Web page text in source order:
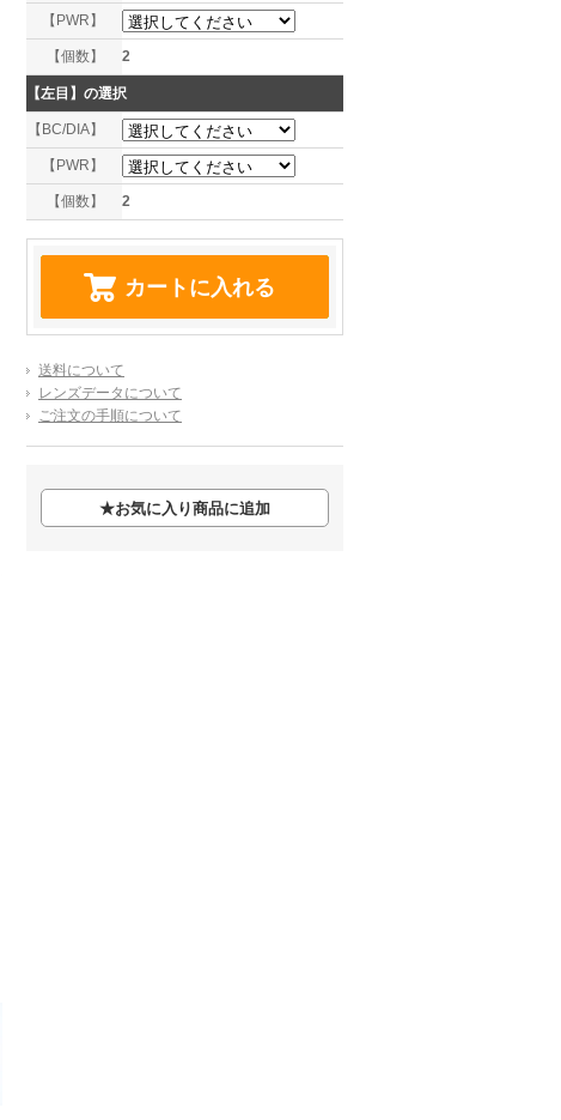
【PWR】
【個数】 2
【左目】 の選択
【BC/DIA】
【PWR】
【個数】 2
送料について
レンズデータについて
ご注文の手順について
★お気に入り商品に追加